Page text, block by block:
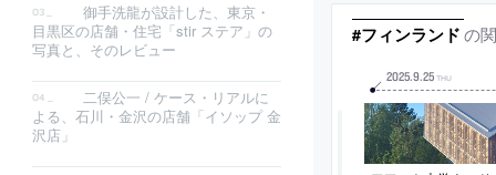
御手洗龍が設計した、東京・
目黒区の店舗・住宅「stir ステア」の
写真と、そのレビュー
二俣公一 / ケース・リアルに
よる、石川・金沢の店舗「イソップ 金
沢店」
#フィンランド の
2025.9.25 THU